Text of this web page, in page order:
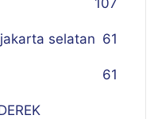
107
selatan 61
61